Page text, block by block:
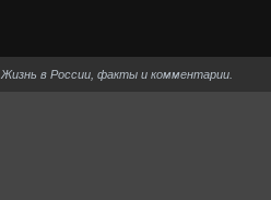
в России, факты и комментарии.